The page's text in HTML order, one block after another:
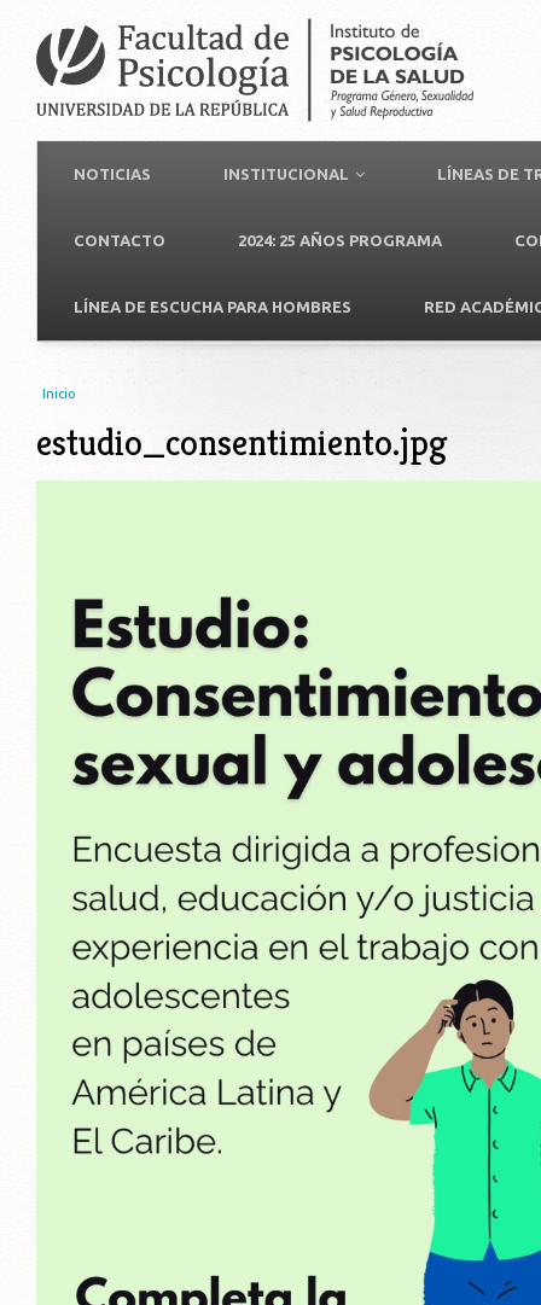
NOTICIAS INSTITUCIONAL LÍNEAS DE
CONTACTO 2024: 25 AÑOS PROGRAMA
LÍNEA DE ESCUCHA PARA HOMBRES RED
Usted está aquí
Inicio
estudio_consentimiento.jpg